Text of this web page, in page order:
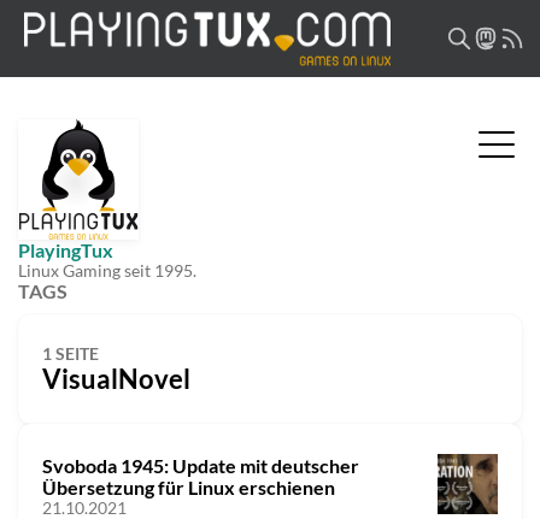
PlayingTux
Linux Gaming seit 1995.
TAGS
1 SEITE
VisualNovel
Svoboda 1945: Update mit deutscher
Übersetzung für Linux erschienen
21.10.2021